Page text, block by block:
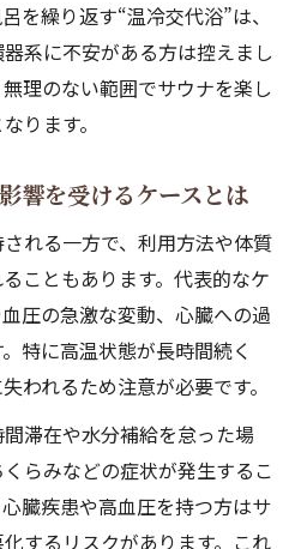
を繰り返す“温冷交代浴”は、
系に不安がある方は控えまし
理のない範囲でサウナを楽し
ります。
響を受けるケースとは
れる一方で、利用方法や体質
こともあります。代表的なケ
圧の急激な変動、心臓への過
特に高温状態が長時間続く
われるため注意が必要です。
滞在や水分補給を怠った場
らみなどの症状が発生するこ
臓疾患や高血圧を持つ方はサ
するリスクがあります。これ